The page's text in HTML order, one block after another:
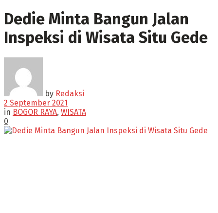
Dedie Minta Bangun Jalan
Inspeksi di Wisata Situ Gede
by Redaksi
2 September 2021
in BOGOR RAYA, WISATA
0